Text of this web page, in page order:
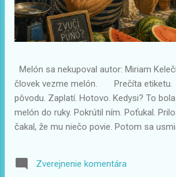
Melón sa nekupoval autor: Miriam
človek vezme melón. Prečíta
pôvodu. Zaplatí. Hotovo. Kedysi? To
melón do ruky. Pokrútil ním. Poťukal.
čakal, že mu niečo povie. Potom sa
opýtali: "A ako to vieš?" Odpovedal iba:
Nepočuli sme. Ale melón bol vždy
Zverejnenie komentára